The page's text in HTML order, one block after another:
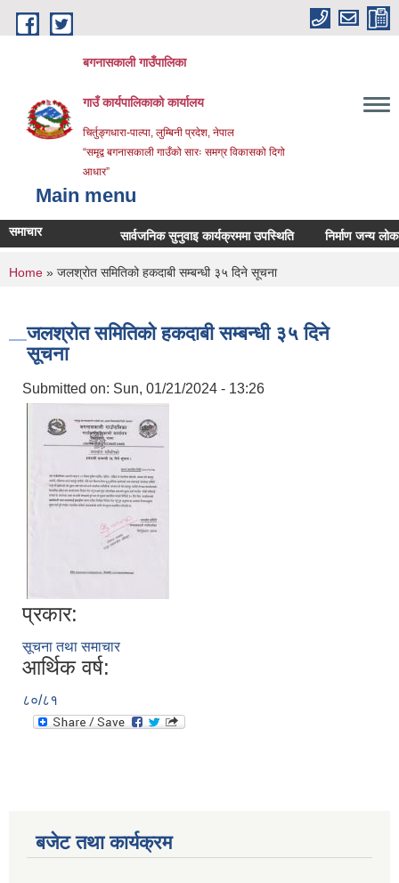
Skip to main content
बगनासकाली गाउँपालिका
गाउँ कार्यपालिकाको कार्यालय
चिर्तुङ्गधारा-पाल्पा, लुम्बिनी प्रदेश, नेपाल
“समृद्व बगनासकाली गाउँको सारः समग्र विकासको दिगो
आधार”
Main menu
समाचार सार्वजनिक सुनुवाइ कार्यक्रममा उपस्थिति निर्माण जन्य लोकल
You are here
Home » जलश्राेत समितिको हकदाबी सम्बन्धी ३५ दिने सूचना
जलश्राेत समितिको हकदाबी सम्बन्धी ३५ दिने
सूचना
Submitted on: Sun, 01/21/2024 - 13:26
प्रकार:
सूचना तथा समाचार
आर्थिक वर्ष:
८०/८१
बजेट तथा कार्यक्रम